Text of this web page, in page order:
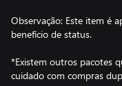
Observação: Este item é
benefício de status.
*Existem outros pacotes
cuidado com compras